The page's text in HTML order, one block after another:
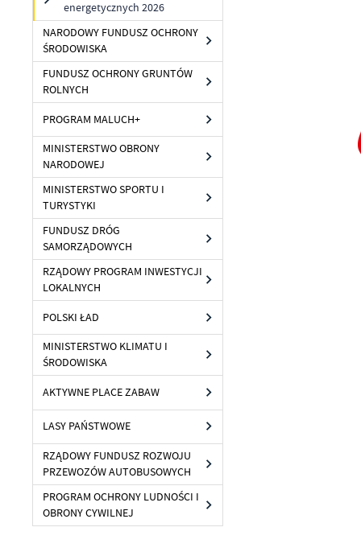
energetycznych 2026
NARODOWY FUNDUSZ OCHRONY
ŚRODOWISKA
FUNDUSZ OCHRONY GRUNTÓW
ROLNYCH
PROGRAM MALUCH+
MINISTERSTWO OBRONY
NARODOWEJ
MINISTERSTWO SPORTU I
TURYSTYKI
FUNDUSZ DRÓG
SAMORZĄDOWYCH
RZĄDOWY PROGRAM INWESTYCJI
LOKALNYCH
POLSKI ŁAD
MINISTERSTWO KLIMATU I
ŚRODOWISKA
AKTYWNE PLACE ZABAW
LASY PAŃSTWOWE
RZĄDOWY FUNDUSZ ROZWOJU
PRZEWOZÓW AUTOBUSOWYCH
PROGRAM OCHRONY LUDNOŚCI I
OBRONY CYWILNEJ